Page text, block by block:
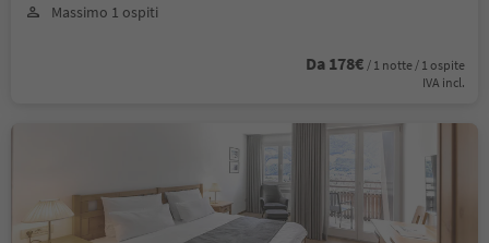
Massimo 1 ospiti
Da 178€ / 1 notte / 1 ospite
IVA incl.